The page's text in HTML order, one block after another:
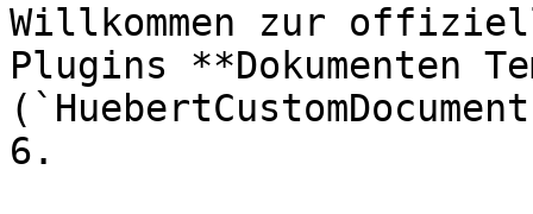
Willkommen zur
Plugins **Dokumenten
6.